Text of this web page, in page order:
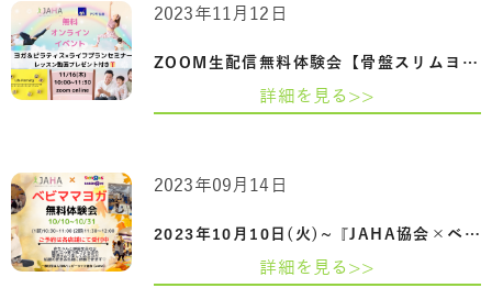
ZOOM生配信無料体験会【骨盤スリムヨガ＆…
2023年11月12日
詳細を見る>>
2023年10月10日(火)~『JAHA協会×ベビーザ…
2023年09月14日
詳細を見る>>